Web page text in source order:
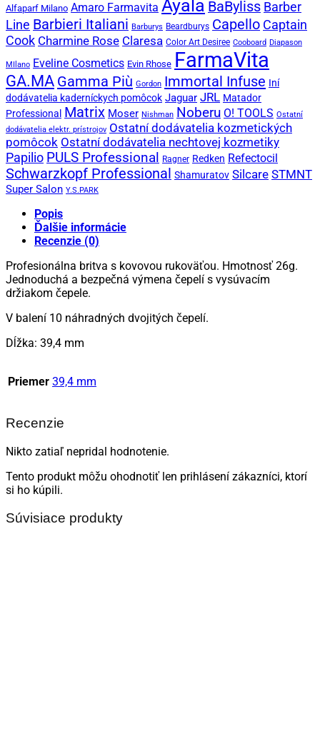
Alfaparf Milano Amaro Farmavita Ayala BaByliss Barber
Line Barbieri Italiani Barburys Beardburys Capello Captain
Cook Charmine Rose Claresa Color Art Desiree Cooboard Diapason
MIlano Eveline Cosmetics Evin Rhose FarmaVita
GA.MA Gamma Più Gordon Immortal Infuse Iní
dodávatelia kaderníckych pomôcok Jaguar JRL Matador
Professional Matrix Moser Nishman Noberu O! TOOLS Ostatní
dodávatelia elektr. prístrojov Ostatní dodávatelia kozmetických
pomôcok Ostatní dodávatelia nechtovej kozmetiky
Papilio PULS Professional Ragner Redken Refectocil
Schwarzkopf Professional Shamuratov Silcare STMNT
Super Salon Y.S.PARK
Popis
Ďalšie informácie
Recenzie (0)
Profesionálna britva s kovovou rukoväťou. Hmotnosť 26g.
Jednoduchá a bezpečná výmena čepelí s vysúvacím
držiakom čepele.
V balení 10 náhradných dvojitých čepelí.
Dĺžka: 39,4 mm
Priemer 39,4 mm
Recenzie
Nikto zatiaľ nepridal hodnotenie.
Tento produkt môžu ohodnotiť len prihlásení zákazníci, ktorí
si ho kúpili.
Súvisiace produkty